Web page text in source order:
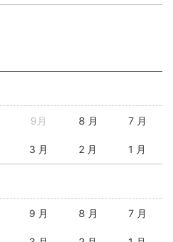
9月 8 月 7 月
3 月 2 月 1 月
9 月 8 月 7 月